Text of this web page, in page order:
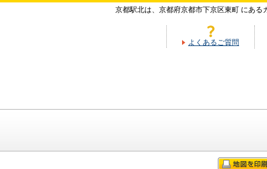
京都駅北は、京都府京都市下京区東町 にある
よくあるご質問